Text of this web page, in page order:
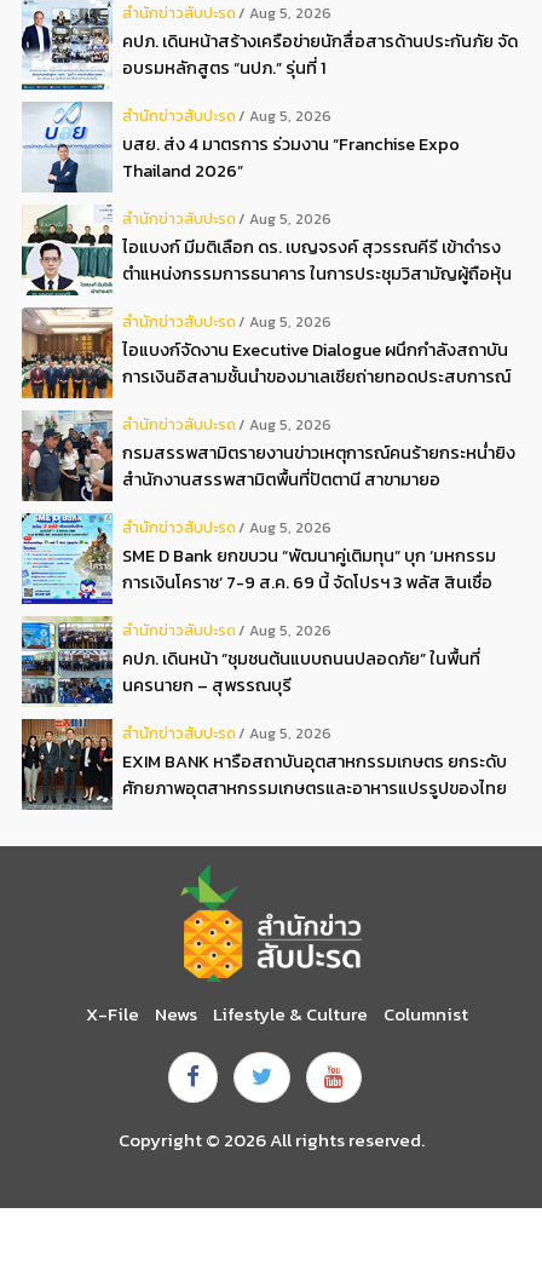
สํานักข่าวสับปะรด Aug 5, 2026
คปภ. เดินหน้าสร้างเครือข่ายนักสื่อสารด้านประกันภัย จัด
อบรมหลักสูตร “นปภ.” รุ่นที่ 1
สํานักข่าวสับปะรด Aug 5, 2026
บสย. ส่ง 4 มาตรการ ร่วมงาน “Franchise Expo
Thailand 2026”
สํานักข่าวสับปะรด Aug 5, 2026
ไอแบงก์ มีมติเลือก ดร. เบญจรงค์ สุวรรณคีรี เข้าดำรง
ตำแหน่งกรรมการธนาคาร ในการประชุมวิสามัญผู้ถือหุ้น
สํานักข่าวสับปะรด Aug 5, 2026
ไอแบงก์จัดงาน Executive Dialogue ผนึกกำลังสถาบัน
การเงินอิสลามชั้นนำของมาเลเซียถ่ายทอดประสบการณ์
อิสลามแห่งอนาคต
สํานักข่าวสับปะรด Aug 5, 2026
กรมสรรพสามิตรายงานข่าวเหตุการณ์คนร้ายกระหน่ำยิง
สำนักงานสรรพสามิตพื้นที่ปัตตานี สาขามายอ
สํานักข่าวสับปะรด Aug 5, 2026
SME D Bank ยกขบวน “พัฒนาคู่เติมทุน” บุก ‘มหกรรม
การเงินโคราช’ 7-9 ส.ค. 69 นี้ จัดโปรฯ 3 พลัส สินเชื่อ
สํานักข่าวสับปะรด Aug 5, 2026
คปภ. เดินหน้า “ชุมชนต้นแบบถนนปลอดภัย” ในพื้นที่
นครนายก – สุพรรณบุรี
สํานักข่าวสับปะรด Aug 5, 2026
EXIM BANK หารือสถาบันอุตสาหกรรมเกษตร ยกระดับ
ศักยภาพอุตสาหกรรมเกษตรและอาหารแปรรูปของไทย
X-File News Lifestyle & Culture Columnist
Copyright © 2026 All rights reserved.